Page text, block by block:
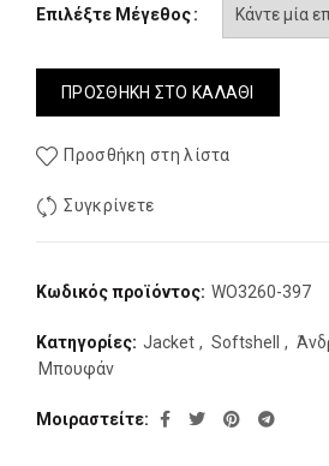
Επιλέξτε Μέγεθος
ΠΡΟΣΘΉΚΗ ΣΤΟ ΚΑΛΆΘΙ
Προσθήκη στη λίστα
Συγκρίνετε
Κωδικός προϊόντος: WO3260-397
Κατηγορίες: Jacket , Softshell ,
Μπουφάν
Μοιραστείτε